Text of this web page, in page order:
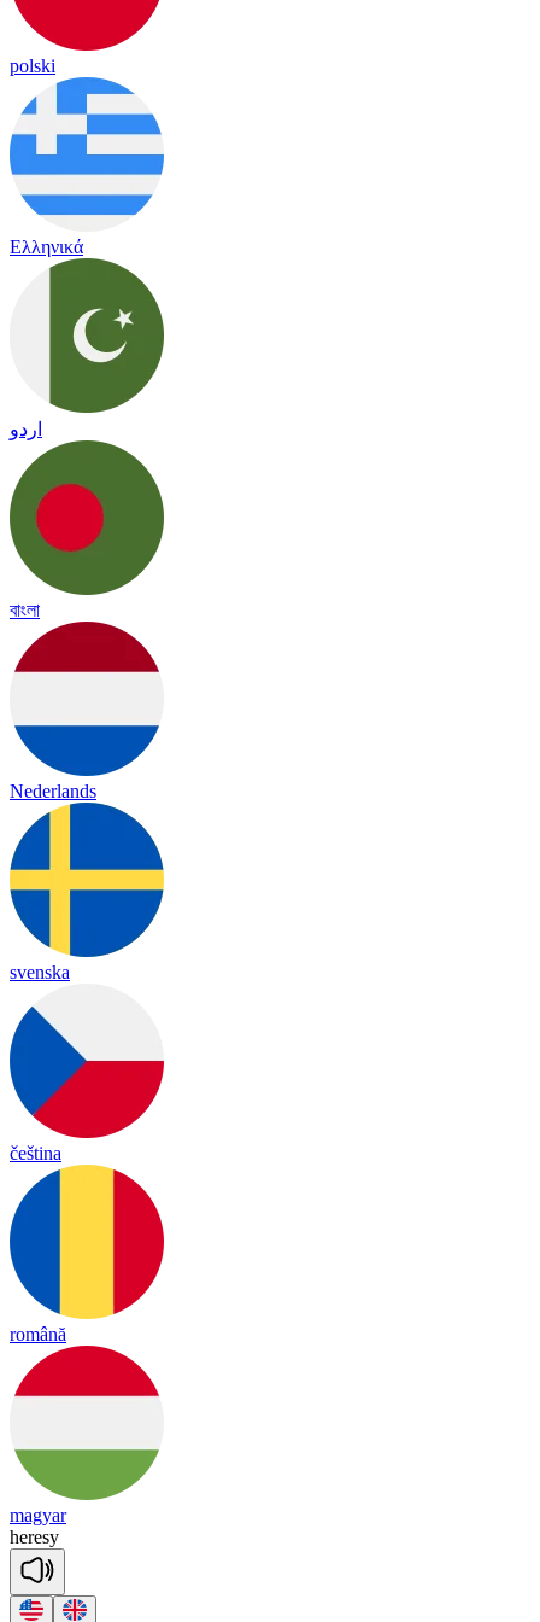
polski
Ελληνικά
اردو
বাংলা
Nederlands
svenska
čeština
română
magyar
heresy